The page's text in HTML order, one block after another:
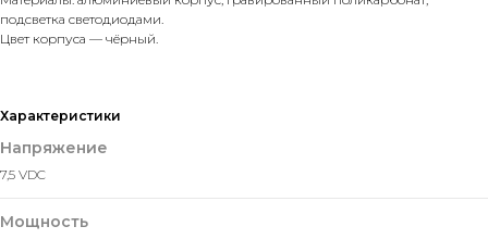
подсветка светодиодами.
Цвет корпуса — чёрный.
Характеристики
Напряжение
7,5 VDC
Мощность